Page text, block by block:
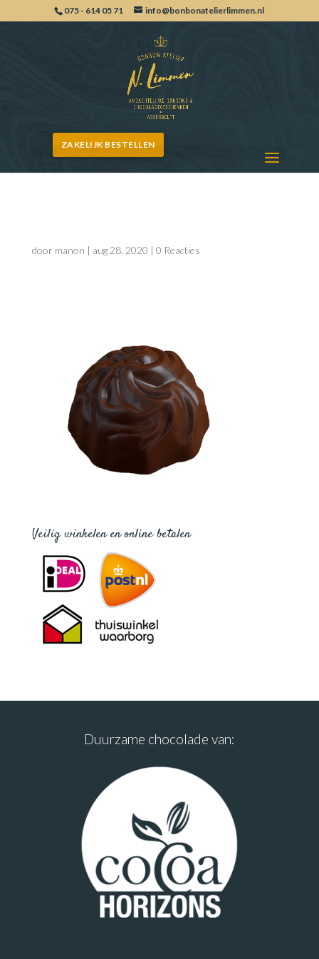
075 - 614 05 71 info@bonbonatelierlimmen.nl
ZAKELIJK BESTELLEN
door manon | aug 28, 2020 | 0 Reacties
Veilig winkelen en online betalen
Duurzame chocolade van: